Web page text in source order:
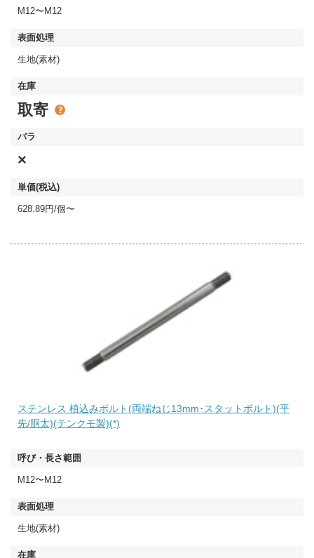
M12〜M12
生地(素材)
取寄
×
628.89円/個〜
ステンレス 植込みボルト(両端ねじ13mm･スタットボルト)(平
先/胴太)(テンクモ製)(*)
M12〜M12
生地(素材)